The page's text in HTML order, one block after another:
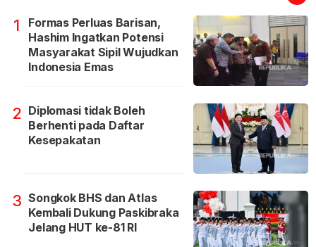
1
Formas Perluas Barisan,
Hashim Ingatkan Potensi
Masyarakat Sipil Wujudkan
Indonesia Emas
2 Diplomasi tidak Boleh
Berhenti pada Daftar
Kesepakatan
3 Songkok BHS dan Atlas
Kembali Dukung Paskibraka
Jelang HUT ke-81 RI